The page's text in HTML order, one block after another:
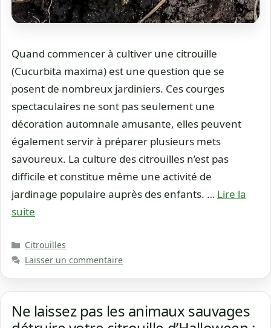
Quand commencer à cultiver une citrouille
(Cucurbita maxima) est une question que se
posent de nombreux jardiniers. Ces courges
spectaculaires ne sont pas seulement une
décoration automnale amusante, elles peuvent
également servir à préparer plusieurs mets
savoureux. La culture des citrouilles n’est pas
difficile et constitue même une activité de
jardinage populaire auprès des enfants. … Lire la
suite
Catégories
Citrouilles
Laisser un commentaire
Ne laissez pas les animaux sauvages